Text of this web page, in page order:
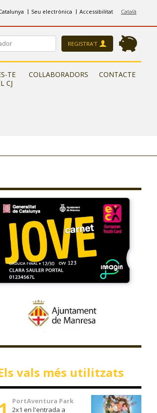
Català
Seu electrònica Accessibilitat
REGISTRA'T
TE
CJ
COL·LABORADORS CONTACTE
vals més utilitzats
PortAventura Park
2x1 en l'entrada a